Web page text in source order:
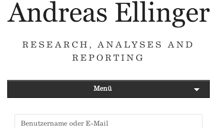
RESEARCH, ANALYSES AND
REPORTING
Menü
Benutzername oder E-Mail